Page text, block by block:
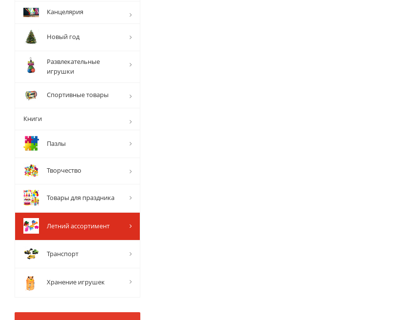
Канцелярия
Новый год
Развлекательные
игрушки
Спортивные товары
Книги
Пазлы
Творчество
Товары для праздника
Летний ассортимент
Транспорт
Хранение игрушек